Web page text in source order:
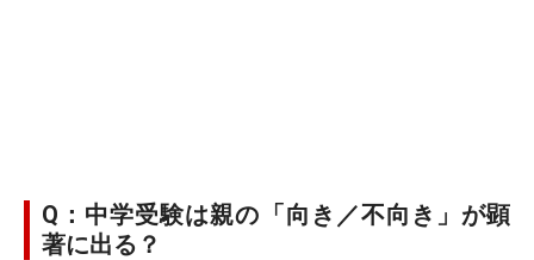
Q：中学受験は親の「向き／不向き」が顕
著に出る？